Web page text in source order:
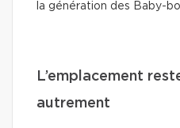
la génération des Baby-
L’emplacement
autrement